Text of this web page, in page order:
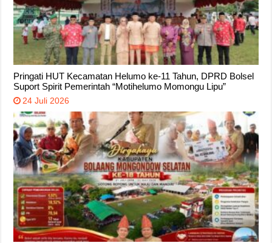
Pringati HUT Kecamatan Helumo ke-11 Tahun, DPRD Bolsel
Suport Spirit Pemerintah “Motihelumo Momongu Lipu”
24 Juli 2026